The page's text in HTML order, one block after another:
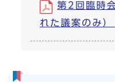
第2回臨時
れた議案のみ